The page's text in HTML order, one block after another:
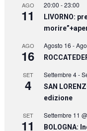
AGO
11
20:00 -23:00
LIVORNO:
AGO
16
Agosto 16 -
SET
4
Settembre 4-
SAN
edizione
SET
11
Settembre 11
BOLOGNA: